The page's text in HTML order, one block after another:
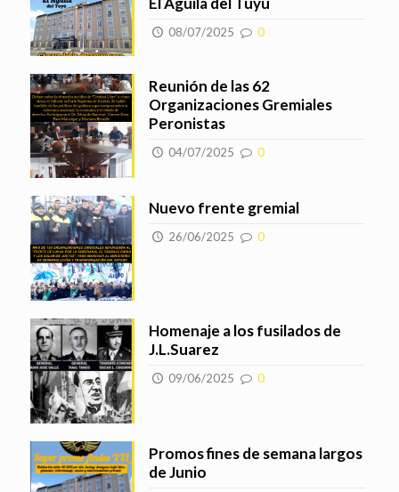
08/07/2025 0
Reunión de las 62
Organizaciones Gremiales
Peronistas
04/07/2025 0
Nuevo frente gremial
26/06/2025 0
Homenaje a los fusilados de
J.L.Suarez
09/06/2025 0
Promos fines de semana largos
de Junio